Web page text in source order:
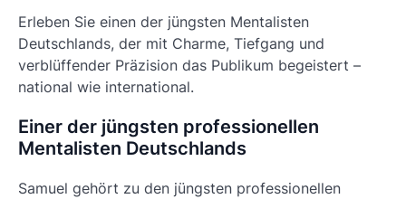
Erleben Sie einen der jüngsten Mentalisten
Deutschlands, der mit Charme, Tiefgang und
verblüffender Präzision das Publikum begeistert –
national wie international.
Einer der jüngsten professionellen
Mentalisten Deutschlands
Samuel gehört zu den jüngsten professionellen